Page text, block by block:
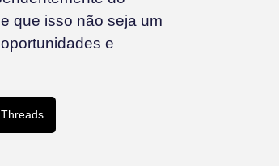
que isso não seja um
e
Threads